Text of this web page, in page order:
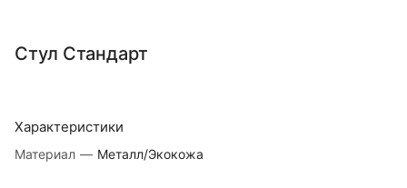
Стул Стандарт
Характеристики
Материал — Металл/Экокожа